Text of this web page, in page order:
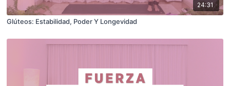
24:31
Glúteos: Estabilidad, Poder Y Longevidad